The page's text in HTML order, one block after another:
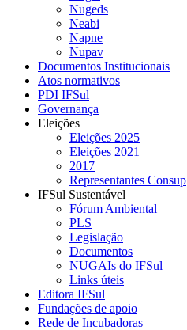
Nugeds
Neabi
Napne
Nupav
Documentos Institucionais
Atos normativos
PDI IFSul
Governança
Eleições
Eleições 2025
Eleições 2021
2017
Representantes Consup
IFSul Sustentável
Fórum Ambiental
PLS
Legislação
Documentos
NUGAIs do IFSul
Links úteis
Editora IFSul
Fundações de apoio
Rede de Incubadoras